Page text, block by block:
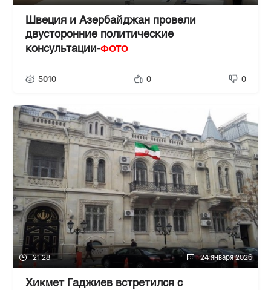
Швеция и Азербайджан провели
двусторонние политические
консультации-ФОТО
5010 0 0
21:28 24 января 2026
Хикмет Гаджиев встретился с